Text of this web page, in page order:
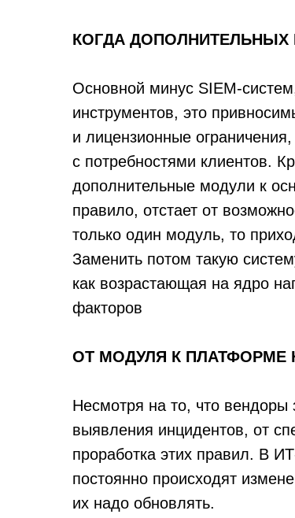
КОГДА ДОПОЛНИТЕЛЬНЫХ
Основной минус SIEM-
инструментов, это
и лицензионные
с потребностями клиентов.
дополнительные модули к
правило, отстает от
только один модуль, то
Заменить потом такую
как возрастающая на ядро
факторов
ОТ МОДУЛЯ К ПЛАТФОРМЕ
Несмотря на то, что
выявления инцидентов, от
проработка этих правил. В
постоянно происходят
их надо обновлять.